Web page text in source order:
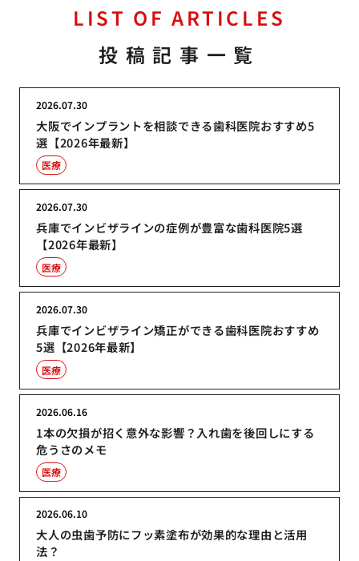
LIST OF ARTICLES
投稿記事一覧
大阪でインプラントを相談できる歯科医院おすすめ5
選【2026年最新】
2026.07.30
医療
兵庫でインビザラインの症例が豊富な歯科医院5選
【2026年最新】
2026.07.30
医療
兵庫でインビザライン矯正ができる歯科医院おすすめ
5選【2026年最新】
2026.07.30
医療
1本の欠損が招く意外な影響？入れ歯を後回しにする
危うさのメモ
2026.06.16
医療
大人の虫歯予防にフッ素塗布が効果的な理由と活用
法？
2026.06.10